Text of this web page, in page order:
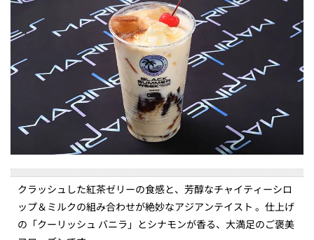
クラッシュした紅茶ゼリーの食感と、芳醇なチャイティーシロ
ップ＆ミルクの組み合わせが絶妙なアジアンテイスト 。仕上げ
の「クーリッシュ バニラ」とシナモンが香る、大満足のご褒美